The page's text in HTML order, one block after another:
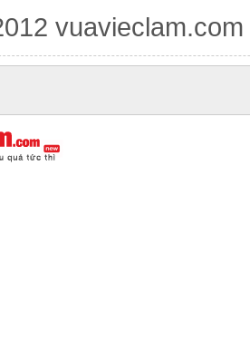
vuavieclam.com